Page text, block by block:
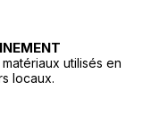
utilisés en
locaux.